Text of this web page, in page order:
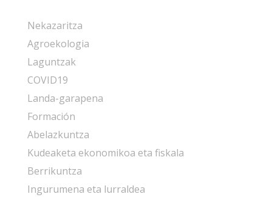
Nekazaritza
Agroekologia
Laguntzak
COVID19
Landa-garapena
Formación
Abelazkuntza
Kudeaketa ekonomikoa eta fiskala
Berrikuntza
Ingurumena eta lurraldea